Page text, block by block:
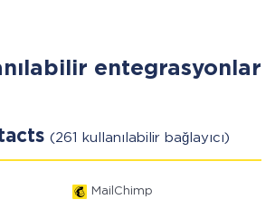
entegrasyonlar
(261 kullanılabilir bağlayıcı)
MailChimp